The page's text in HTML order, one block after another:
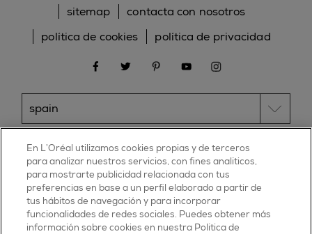
sitemap
contacta con nosotros
política de cookies
política de privacidad
facebooktwitter pinterestyoutubeinstagram
ESSIE
30, rue d’Alsace – 92300 Levallois-Perret
FRANCE
Contáctanos
900 181 055
En L’Oréal utilizamos cookies propias y de terceros
para analizar nuestros servicios, con fines analíticos,
para mostrarte publicidad relacionada con tus
preferencias en base a un perfil elaborado a partir de
tus hábitos de navegación y para incorporar
funcionalidades de redes sociales. Puedes obtener más
información sobre cookies en nuestra Política de